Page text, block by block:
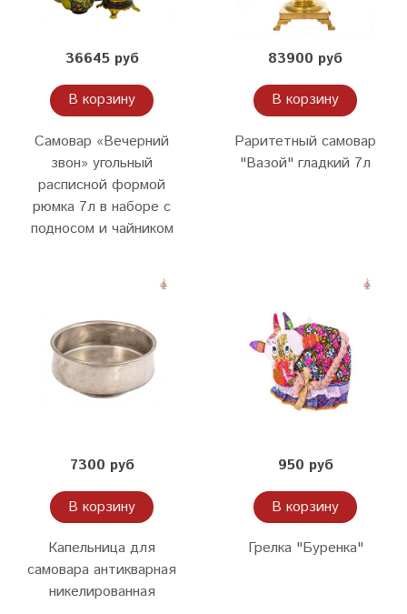
36645 руб
В корзину
Самовар «Вечерний
звон» угольный
расписной формой
рюмка 7л в наборе с
подносом и чайником
83900 руб
В корзину
Раритетный самовар
"Вазой" гладкий 7л
7300 руб
В корзину
Капельница для
самовара антикварная
никелированная
950 руб
В корзину
Грелка "Буренка"